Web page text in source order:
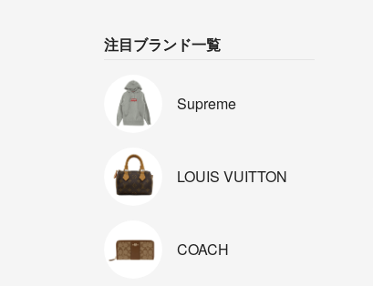
注目ブランド一覧
Supreme
LOUIS VUITTON
COACH